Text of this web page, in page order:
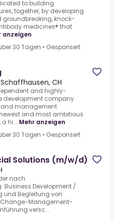
to building
together, by developing
knock-
medicines® that
anzeigen
30 Tagen • Gesponsert
Schaffhausen, CH
and highly-
development company
management
and most ambitious
a hi... Mehr anzeigen
30 Tagen • Gesponsert
Solutions (m/w/d)
nach
Business Development /
und Begleitung von
Management-
versc...